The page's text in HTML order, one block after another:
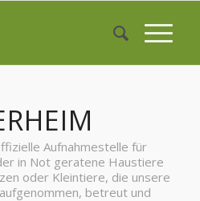
Aufnahmestelle für
in Not geratene Haustiere
oder Kleintiere, die unsere
betreut und